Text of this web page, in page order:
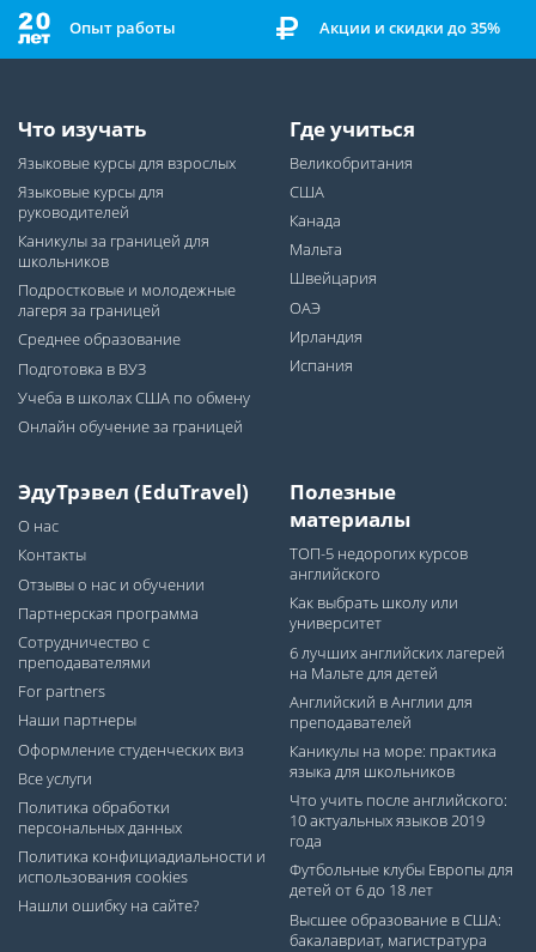
Опыт работы Акции и скидки до 35%
Что изучать
Языковые курсы для взрослых
Языковые курсы для
руководителей
Каникулы за границей для
школьников
Подростковые и молодежные
лагеря за границей
Среднее образование
Подготовка в ВУЗ
Учеба в школах США по обмену
Онлайн обучение за границей
Где учиться
Великобритания
США
Канада
Мальта
Швейцария
ОАЭ
Ирландия
Испания
ЭдуТрэвел (EduTravel)
О нас
Контакты
Отзывы о нас и обучении
Партнерская программа
Сотрудничество с
преподавателями
For partners
Наши партнеры
Оформление студенческих виз
Все услуги
Политика обработки
персональных данных
Политика конфициадиальности и
использования cookies
Нашли ошибку на сайте?
Полезные
материалы
ТОП-5 недорогих курсов
английского
Как выбрать школу или
университет
6 лучших английских лагерей
на Мальте для детей
Английский в Англии для
преподавателей
Каникулы на море: практика
языка для школьников
Что учить после английского:
10 актуальных языков 2019
года
Футбольные клубы Европы для
детей от 6 до 18 лет
Высшее образование в США:
бакалавриат, магистратура